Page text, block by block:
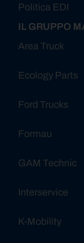
Politica EDI
IL GRUPPO
Area Truck
Ecology Parts
Ford Trucks
Formau
GAM Technic
Interservice
K-Mobility